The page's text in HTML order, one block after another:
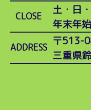
CLOSE
土・日
年末年
ADDRESS
〒513-
三重県